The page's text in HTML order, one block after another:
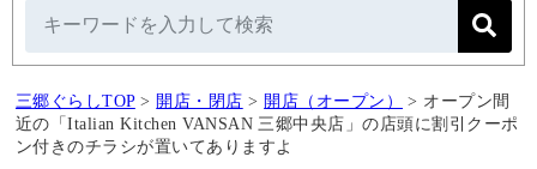
三郷ぐらしTOP > 開店・閉店 > 開店（オープン） > オープン間
近の「Italian Kitchen VANSAN 三郷中央店」の店頭に割引クーポ
ン付きのチラシが置いてありますよ